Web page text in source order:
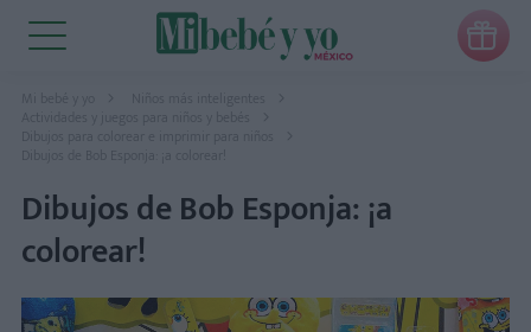

Mi bebé y yo
Niños más inteligentes
Actividades y juegos para niños y bebés
Dibujos para colorear e imprimir para niños
Dibujos de Bob Esponja: ¡a colorear!
Dibujos de Bob Esponja: ¡a
colorear!